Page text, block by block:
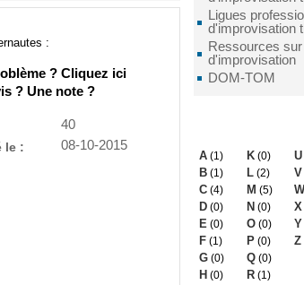
Ligues
d'improvisation
Ressources
d'improvisation
DOM-TOM
A(1)
B(1)
C(4)
D(0)
E (0)
F(1)
G(0)
H (0)
K(0)
L(2)
M (5)
N (0)
O(0)
P(0)
Q(0)
R(1)
U
V
W
X
Y
Z
:
? Cliquez ici
? Une note ?
40
le :
08-10-2015